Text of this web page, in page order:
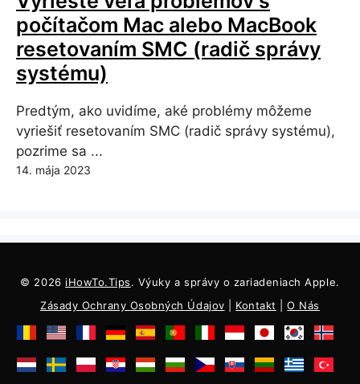
počítačom Mac alebo MacBook
resetovaním SMC (radič správy
systému)
Predtým, ako uvidíme, aké problémy môžeme
vyriešiť resetovaním SMC (radič správy systému),
pozrime sa ...
14. mája 2023
© 2026 iHowTo.Tips. Výuky a správy o zariadeniach Apple.
Zásady Ochrany Osobných Údajov
Kontakt |O Nás